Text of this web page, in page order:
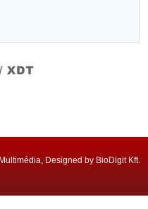
Designed by BioDigit Kft.